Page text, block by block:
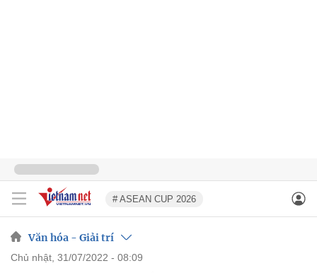
# ASEAN CUP 2026
Văn hóa - Giải trí
chủ nhật, 31/07/2022 - 08:09